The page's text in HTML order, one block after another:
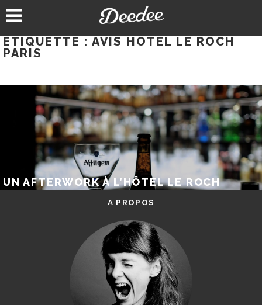
au
ÉTIQUETTE : AVIS HOTEL LE ROCH
PARIS
UN AFTERWORK À L’HÔTEL LE ROCH
A PROPOS